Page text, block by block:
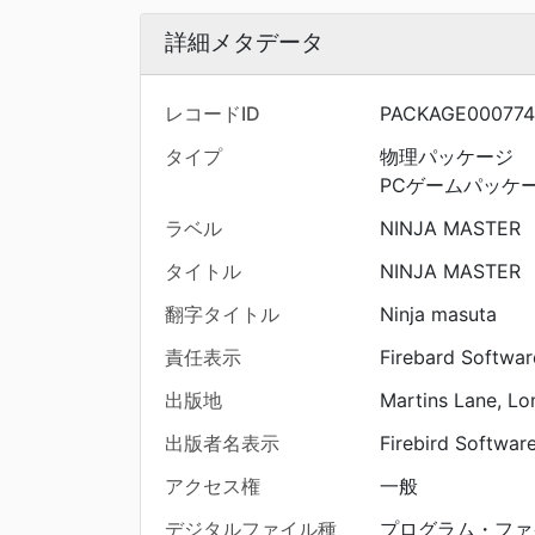
詳細メタデータ
レコードID
タイプ
物理パッケージ
PCゲームパッケ
ラベル
NINJA MASTER
タイトル
NINJA MASTER
翻字タイトル
Ninja masuta
責任表示
Firebard
出版地
Martins Lane,
出版者名表示
Firebird
アクセス権
一般
デジタルファイル種
プログラム・フ